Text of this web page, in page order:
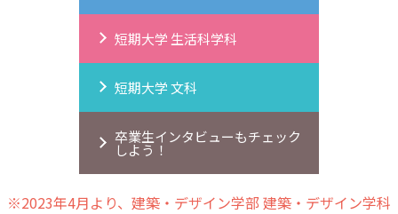
短期大学 生活科学科
短期大学 文科
卒業生インタビューもチェック
しよう！
※2023年4月より、建築・デザイン学部 建築・デザイン学科